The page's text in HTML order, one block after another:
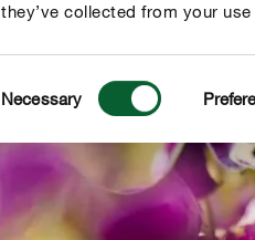
they’ve collected from your
Selection
Necessary